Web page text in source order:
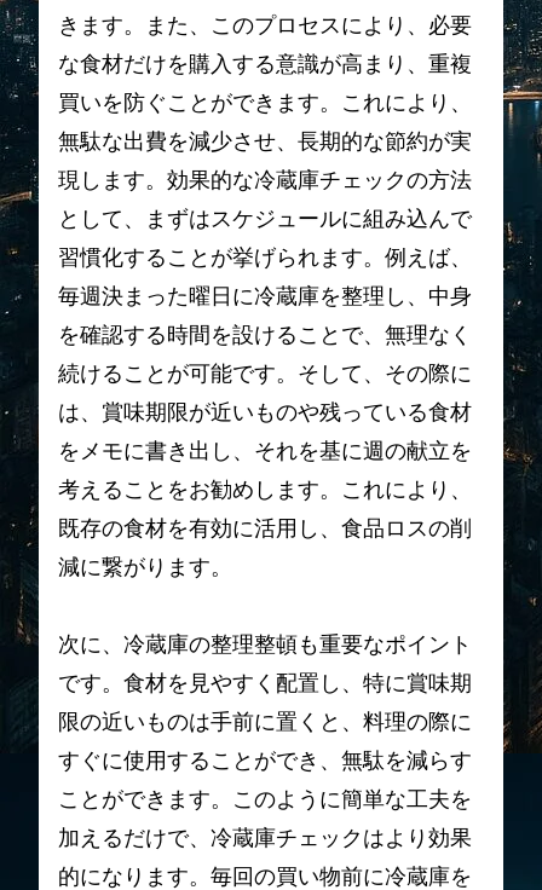
きます。また、このプロセスにより、必要
な食材だけを購入する意識が高まり、重複
買いを防ぐことができます。これにより、
無駄な出費を減少させ、長期的な節約が実
現します。効果的な冷蔵庫チェックの方法
として、まずはスケジュールに組み込んで
習慣化することが挙げられます。例えば、
毎週決まった曜日に冷蔵庫を整理し、中身
を確認する時間を設けることで、無理なく
続けることが可能です。そして、その際に
は、賞味期限が近いものや残っている食材
をメモに書き出し、それを基に週の献立を
考えることをお勧めします。これにより、
既存の食材を有効に活用し、食品ロスの削
減に繋がります。
次に、冷蔵庫の整理整頓も重要なポイント
です。食材を見やすく配置し、特に賞味期
限の近いものは手前に置くと、料理の際に
すぐに使用することができ、無駄を減らす
ことができます。このように簡単な工夫を
加えるだけで、冷蔵庫チェックはより効果
的になります。毎回の買い物前に冷蔵庫を